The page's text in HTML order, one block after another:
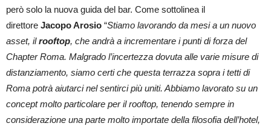
però solo la nuova guida del bar. Come sottolinea il
direttore Jacopo Arosio “Stiamo lavorando da mesi a un nuovo
asset, ilrooftop, che andrà a incrementare i punti di forza del
Chapter Roma. Malgrado l’incertezza dovuta alle varie misure di
distanziamento, siamo certi che questa terrazza sopra i tetti di
Roma potrà aiutarci nel sentirci più uniti. Abbiamo lavorato su un
concept molto particolare per il rooftop, tenendo sempre in
considerazione una parte molto importate della filosofia dell’hotel,